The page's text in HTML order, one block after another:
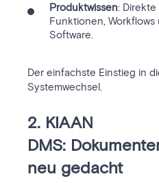
Produktwissen:
Funktionen,
Software.
Der einfachste Einstieg in
Systemwechsel.
2. KIAAN
DMS:
neu gedacht